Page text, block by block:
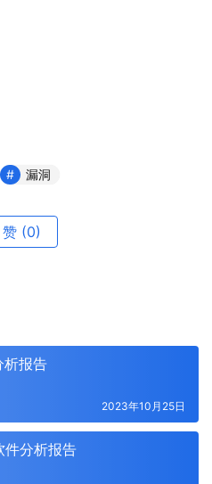
漏洞
赞 (0)
报告
2023年10月25日
分析报告